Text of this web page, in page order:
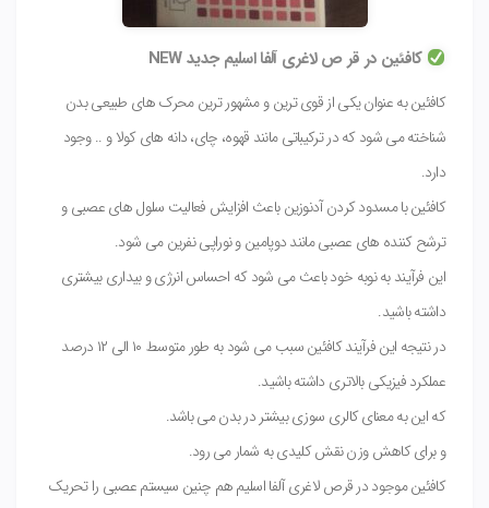
کافئین در قر ص لاغری آلفا اسلیم جدید NEW
کافئین به عنوان یکی از قوی ترین و مشهور ترین محرک های طبیعی بدن
شناخته می شود که در ترکیباتی مانند قهوه، چای، دانه های کولا و .. وجود
دارد.
کافئین با مسدود کردن آدنوزین باعث افزایش فعالیت سلول های عصبی و
ترشح کننده های عصبی مانند دوپامین و نوراپی نفرین می شود.
این فرآیند به نوبه خود باعث می شود که احساس انرژی و بیداری بیشتری
داشته باشید.
در نتیجه این فرآیند کافئین سبب می شود به طور متوسط ۱۰ الی ۱۲ درصد
عملکرد فیزیکی بالاتری داشته باشید.
که این به معنای کالری سوزی بیشتر در بدن می باشد.
و برای کاهش وزن نقش کلیدی به شمار می رود.
کافئین موجود در قرص لاغری آلفا اسلیم هم چنین سیستم عصبی را تحریک